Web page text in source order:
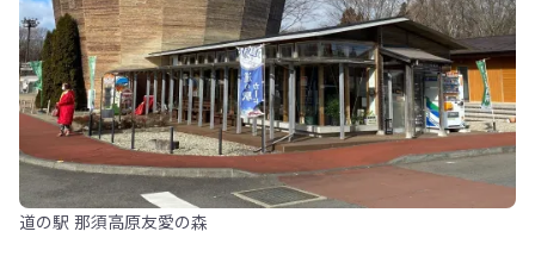
道の駅 那須高原友愛の森